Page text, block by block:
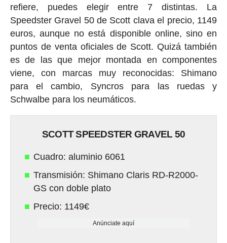
refiere, puedes elegir entre 7 distintas. La
Speedster Gravel 50 de Scott clava el precio, 1149
euros, aunque no está disponible online, sino en
puntos de venta oficiales de Scott. Quizá también
es de las que mejor montada en componentes
viene, con marcas muy reconocidas: Shimano
para el cambio, Syncros para las ruedas y
Schwalbe para los neumáticos.
SCOTT SPEEDSTER GRAVEL 50
Cuadro: aluminio 6061
Transmisión: Shimano Claris RD-R2000-
GS con doble plato
Precio: 1149€
Anúnciate aquí